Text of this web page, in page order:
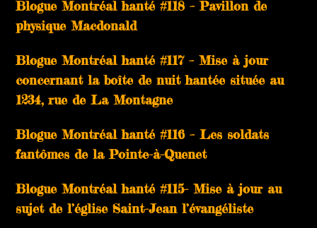
Blogue Montréal hanté #118 – Pavillon de
physique Macdonald
Blogue Montréal hanté #117 – Mise à jour
concernant la boîte de nuit hantée située au
1234, rue de La Montagne
Blogue Montréal hanté #116 – Les soldats
fantômes de la Pointe-à-Quenet
Blogue Montréal hanté #115- Mise à jour au
sujet de l’église Saint-Jean l’évangéliste